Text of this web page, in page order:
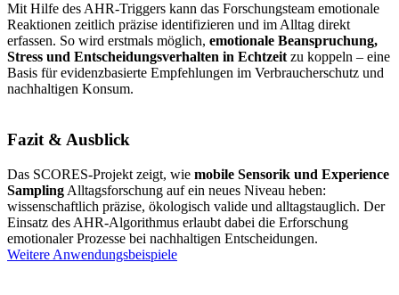
Mit Hilfe des AHR-Triggers kann das Forschungsteam emotionale
Reaktionen zeitlich präzise identifizieren und im Alltag direkt
erfassen. So wird erstmals möglich, emotionale Beanspruchung,
Stress und Entscheidungsverhalten in Echtzeitzu koppeln – eine
Basis für evidenzbasierte Empfehlungen im Verbraucherschutz und
nachhaltigen Konsum.
Fazit & Ausblick
Das SCORES-Projekt zeigt, wie mobile Sensorik und Experience
Sampling Alltagsforschung auf ein neues Niveau heben:
wissenschaftlich präzise, ökologisch valide und alltagstauglich. Der
Einsatz des AHR-Algorithmus erlaubt dabei die Erforschung
emotionaler Prozesse bei nachhaltigen Entscheidungen.
Weitere Anwendungsbeispiele